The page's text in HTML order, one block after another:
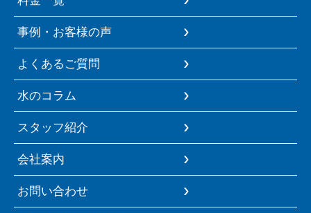
事例・お客様の声
よくあるご質問
水のコラム
スタッフ紹介
会社案内
お問い合わせ